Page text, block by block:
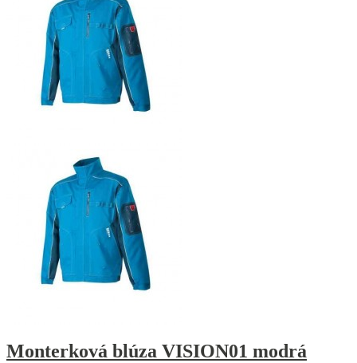
Monterková blúza VISION01 modrá